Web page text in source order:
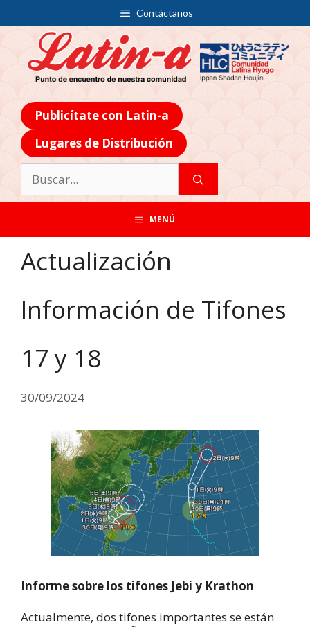
Contáctanos
Publicítate con Latin-a
Lugares de Distribución
MENÚ
Actualización
Información de Tifones
17 y 18
30/09/2024
Informe sobre los tifones Jebi y Krathon
Actualmente, dos tifones importantes se están